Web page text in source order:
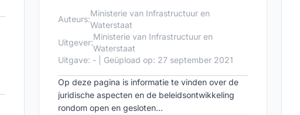
Auteurs:
Ministerie van Infrastructuur en
Waterstaat
Uitgever:
Ministerie van Infrastructuur en
Waterstaat
Uitgave: - | Geüpload op: 27 september 2021
Op deze pagina is informatie te vinden over de
juridische aspecten en de beleidsontwikkeling
rondom open en gesloten